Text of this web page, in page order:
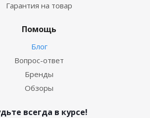
Гарантия на товар
Помощь
Блог
Вопрос-ответ
Бренды
Обзоры
всегда в курсе!